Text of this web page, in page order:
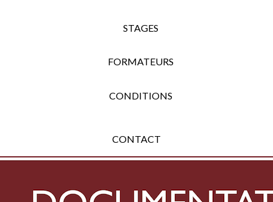
STAGES
FORMATEURS
CONDITIONS
CONTACT